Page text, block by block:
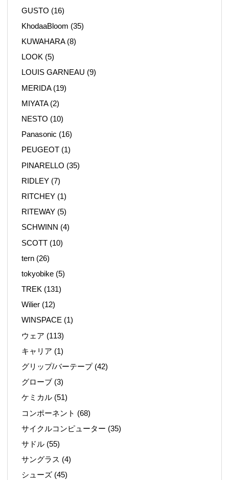
GUSTO (16)
KhodaaBloom (35)
KUWAHARA(8)
LOOK (5)
LOUIS GARNEAU (9)
MERIDA(19)
MIYATA(2)
NESTO (10)
Panasonic (16)
PEUGEOT (1)
PINARELLO (35)
RIDLEY (7)
RITCHEY (1)
RITEWAY (5)
SCHWINN (4)
SCOTT (10)
tern (26)
tokyobike (5)
TREK (131)
Wilier (12)
WINSPACE (1)
ウェア (113)
キャリア (1)
グリップ/バーテープ(42)
グローブ (3)
ケミカル (51)
コンポーネント (68)
サイクルコンピューター (35)
サドル (55)
サングラス (4)
シューズ (45)